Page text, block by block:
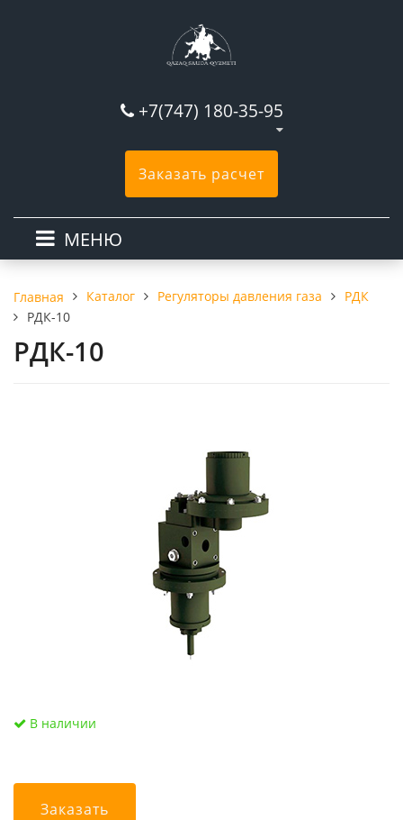
+7(747) 180-35-95
Заказать расчет
МЕНЮ
Главная Каталог Регуляторы давления газа
РДК
РДК-10
РДК-10
В наличии
Заказать